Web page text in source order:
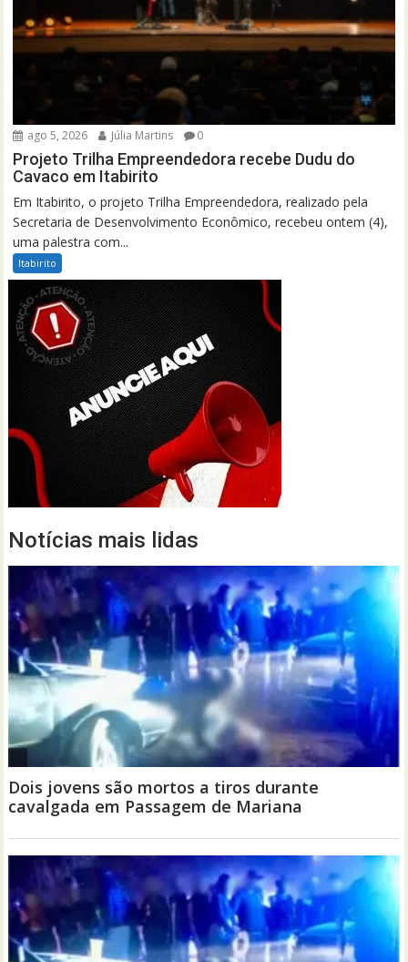
ago 5, 2026 Júlia Martins 0
Projeto Trilha Empreendedora recebe Dudu do
Cavaco em Itabirito
Em Itabirito, o projeto Trilha Empreendedora, realizado pela
Secretaria de Desenvolvimento Econômico, recebeu ontem (4),
uma palestra com...
Itabirito
Notícias mais lidas